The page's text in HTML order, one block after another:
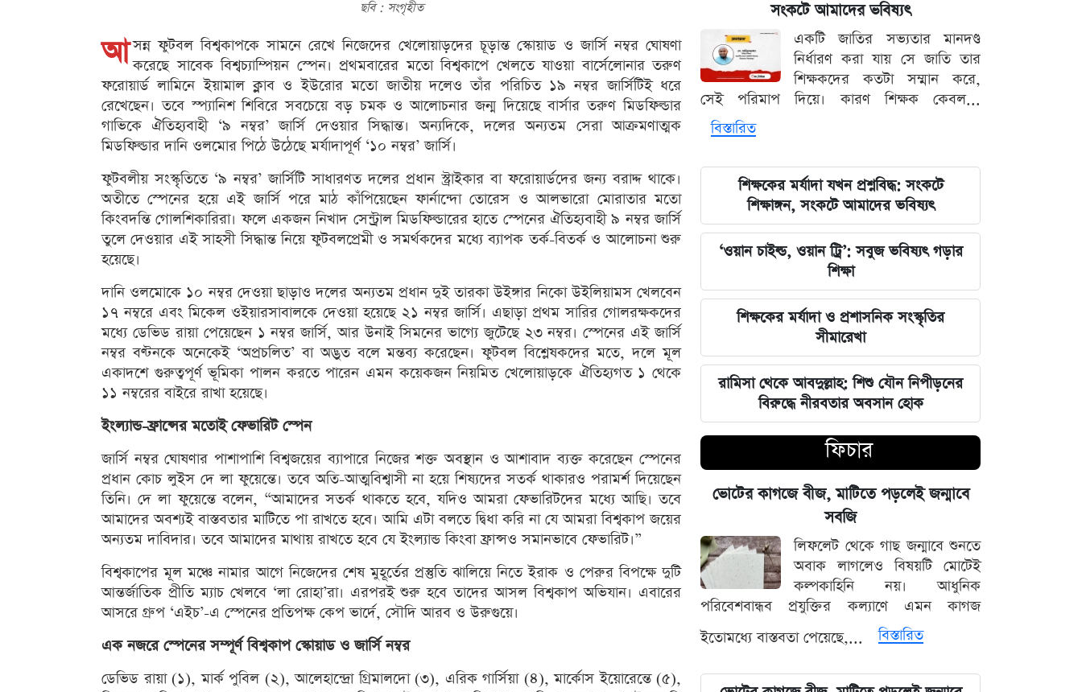
ছবি : সংগৃহীত
আ সন্ন ফুটবল বিশ্বকাপকে সামনে রেখে নিজেদের খেলোয়াড়দের চূড়ান্ত স্কোয়াড ও জার্সি নম্বর ঘোষণা
করেছে সাবেক বিশ্বচ্যাম্পিয়ন স্পেন। প্রথমবারের মতো বিশ্বকাপে খেলতে যাওয়া বার্সেলোনার তরুণ
ফরোয়ার্ড লামিনে ইয়ামাল ক্লাব ও ইউরোর মতো জাতীয় দলেও তাঁর পরিচিত ১৯ নম্বর জার্সিটিই ধরে
রেখেছেন। তবে স্প্যানিশ শিবিরে সবচেয়ে বড় চমক ও আলোচনার জন্ম দিয়েছে বার্সার তরুণ মিডফিল্ডার
গাভিকে ঐতিহ্যবাহী ‘৯ নম্বর’ জার্সি দেওয়ার সিদ্ধান্ত। অন্যদিকে, দলের অন্যতম সেরা আক্রমণাত্মক
মিডফিল্ডার দানি ওলমোর পিঠে উঠেছে মর্যাদাপূর্ণ ‘১০ নম্বর’ জার্সি।
ফুটবলীয় সংস্কৃতিতে ‘৯ নম্বর’ জার্সিটি সাধারণত দলের প্রধান স্ট্রাইকার বা ফরোয়ার্ডদের জন্য বরাদ্দ থাকে।
অতীতে স্পেনের হয়ে এই জার্সি পরে মাঠ কাঁপিয়েছেন ফার্নান্দো তোরেস ও আলভারো মোরাতার মতো
কিংবদন্তি গোলশিকারিরা। ফলে একজন নিখাদ সেন্ট্রাল মিডফিল্ডারের হাতে স্পেনের ঐতিহ্যবাহী ৯ নম্বর জার্সি
তুলে দেওয়ার এই সাহসী সিদ্ধান্ত নিয়ে ফুটবলপ্রেমী ও সমর্থকদের মধ্যে ব্যাপক তর্ক-বিতর্ক ও আলোচনা শুরু
হয়েছে।
দানি ওলমোকে ১০ নম্বর দেওয়া ছাড়াও দলের অন্যতম প্রধান দুই তারকা উইঙ্গার নিকো উইলিয়ামস খেলবেন
১৭ নম্বরে এবং মিকেল ওইয়ারসাবালকে দেওয়া হয়েছে ২১ নম্বর জার্সি। এছাড়া প্রথম সারির গোলরক্ষকদের
মধ্যে ডেভিড রায়া পেয়েছেন ১ নম্বর জার্সি, আর উনাই সিমনের ভাগ্যে জুটেছে ২৩ নম্বর। স্পেনের এই জার্সি
নম্বর বণ্টনকে অনেকেই ‘অপ্রচলিত’ বা অদ্ভুত বলে মন্তব্য করেছেন। ফুটবল বিশ্লেষকদের মতে, দলে মূল
একাদশে গুরুত্বপূর্ণ ভূমিকা পালন করতে পারেন এমন কয়েকজন নিয়মিত খেলোয়াড়কে ঐতিহ্যগত ১ থেকে
১১ নম্বরের বাইরে রাখা হয়েছে।
ইংল্যান্ড-ফ্রান্সের মতোই ফেভারিট স্পেন
জার্সি নম্বর ঘোষণার পাশাপাশি বিশ্বজয়ের ব্যাপারে নিজের শক্ত অবস্থান ও আশাবাদ ব্যক্ত করেছেন স্পেনের
প্রধান কোচ লুইস দে লা ফুয়েন্তে। তবে অতি-আত্মবিশ্বাসী না হয়ে শিষ্যদের সতর্ক থাকারও পরামর্শ দিয়েছেন
তিনি। দে লা ফুয়েন্তে বলেন, “আমাদের সতর্ক থাকতে হবে, যদিও আমরা ফেভারিটদের মধ্যে আছি। তবে
আমাদের অবশ্যই বাস্তবতার মাটিতে পা রাখতে হবে। আমি এটা বলতে দ্বিধা করি না যে আমরা বিশ্বকাপ জয়ের
অন্যতম দাবিদার। তবে আমাদের মাথায় রাখতে হবে যে ইংল্যান্ড কিংবা ফ্রান্সও সমানভাবে ফেভারিট।”
বিশ্বকাপের মূল মঞ্চে নামার আগে নিজেদের শেষ মুহূর্তের প্রস্তুতি ঝালিয়ে নিতে ইরাক ও পেরুর বিপক্ষে দুটি
আন্তর্জাতিক প্রীতি ম্যাচ খেলবে ‘লা রোহা’রা। এরপরই শুরু হবে তাদের আসল বিশ্বকাপ অভিযান। এবারের
আসরে গ্রুপ ‘এইচ’-এ স্পেনের প্রতিপক্ষ কেপ ভার্দে, সৌদি আরব ও উরুগুয়ে।
এক নজরে স্পেনের সম্পূর্ণ বিশ্বকাপ স্কোয়াড ও জার্সি নম্বর
ডেভিড রায়া (১), মার্ক পুবিল (২), আলেহান্দ্রো গ্রিমালদো (৩), এরিক গার্সিয়া (৪), মার্কোস ইয়োরেন্তে (৫),
দেশের নিরাপত্তা ব্যবস্থাপনায় আসছে বড়
পরিবর্তন, নতুন আইনের রূপরেখা প্রকাশ
আওয়ামী লীগ আমাদের শত্রু নয় মিত্র, তারা
বিএনপির সঙ্গে মিশে যাবে: নাছির চৌধুরী
ঘরে বসেই যেভাবে জানবেন এসএসসির
ফলাফল, ১০ আগস্ট প্রকাশের ঘোষণা
মার্কিন ইমিগ্রেশন সার্ভিস বিভাগে বড়
পরিবর্তন, প্রবাসীদের জন্য জরুরি বার্তা
২০২৩ সালের ইসরায়েলি হামলার ক্ষত:
আড়াই বছর পর উদ্ধার ৪০ শিশুর
দেহাবশেষ
জুলাই শহীদদের কবর বাঁধানোর বরাদ্দও
মেরে খেয়েছে অন্তর্বর্তী সরকার: ইশরাক
হোসেন
শেয়ারবাজারে আর্থিক কেলেঙ্কারির তদন্তের
বড় আপডেট জানাল দুদক
যুদ্ধের বড় প্রস্তুতি নিচ্ছে ইরান, আকাশ
প্রতিরক্ষা ও অস্ত্র ব্যবস্থার ব্যাপক
আধুনিকায়ন
চার বিভাগে দুর্যোগপূর্ণ আবহাওয়ার আশঙ্কায়
আবহাওয়া দপ্তরের বিশেষ সতর্কতা
হাসিনাকে মাইক দেওয়ায় ভারতকে
সংকটে আমাদের ভবিষ্যৎ
একটি জাতির সভ্যতার মানদণ্ড
নির্ধারণ করা যায় সে জাতি তার
শিক্ষকদের কতটা সম্মান করে,
সেই পরিমাপ দিয়ে। কারণ শিক্ষক কেবল...
বিস্তারিত
শিক্ষকের মর্যাদা যখন প্রশ্নবিদ্ধ: সংকটে
শিক্ষাঙ্গন, সংকটে আমাদের ভবিষ্যৎ
‘ওয়ান চাইল্ড, ওয়ান ট্রি’: সবুজ ভবিষ্যৎ গড়ার
শিক্ষা
শিক্ষকের মর্যাদা ও প্রশাসনিক সংস্কৃতির
সীমারেখা
রামিসা থেকে আবদুল্লাহ: শিশু যৌন নিপীড়নের
বিরুদ্ধে নীরবতার অবসান হোক
ফিচার
ভোটের কাগজে বীজ, মাটিতে পড়লেই জন্মাবে
সবজি
লিফলেট থেকে গাছ জন্মাবে শুনতে
অবাক লাগলেও বিষয়টি মোটেই
কল্পকাহিনি নয়। আধুনিক
পরিবেশবান্ধব প্রযুক্তির কল্যাণে এমন কাগজ
ইতোমধ্যে বাস্তবতা পেয়েছে,...
বিস্তারিত